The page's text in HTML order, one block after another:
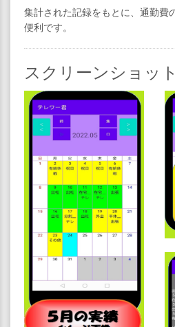
集計された記録をもとに、通勤費
便利です。
スクリーンショット